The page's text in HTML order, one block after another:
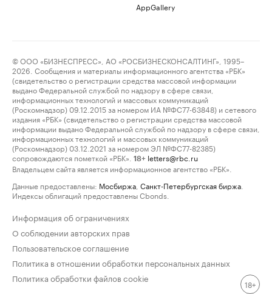
AppGallery
© ООО «БИЗНЕСПРЕСС», АО «РОСБИЗНЕСКОНСАЛТИНГ», 1995–
2026. Сообщения и материалы информационного агентства «РБК»
(свидетельство о регистрации средства массовой информации
выдано Федеральной службой по надзору в сфере связи,
информационных технологий и массовых коммуникаций
(Роскомнадзор) 09.12.2015 за номером ИА №ФС77-63848) и сетевого
издания «РБК» (свидетельство о регистрации средства массовой
информации выдано Федеральной службой по надзору в сфере связи,
информационных технологий и массовых коммуникаций
(Роскомнадзор) 03.12.2021 за номером ЭЛ №ФС77-82385)
сопровождаются пометкой «РБК».
18+ letters@rbc.ru
Владельцем сайта является информационное агентство «РБК».
Данные предоставлены: Мосбиржа Санкт-Петербургская биржа
Индексы облигаций предоставлены Cbonds.
Информация об ограничениях
О соблюдении авторских прав
Пользовательское соглашение
Политика в отношении обработки персональных данных
Политика обработки файлов cookie
18+